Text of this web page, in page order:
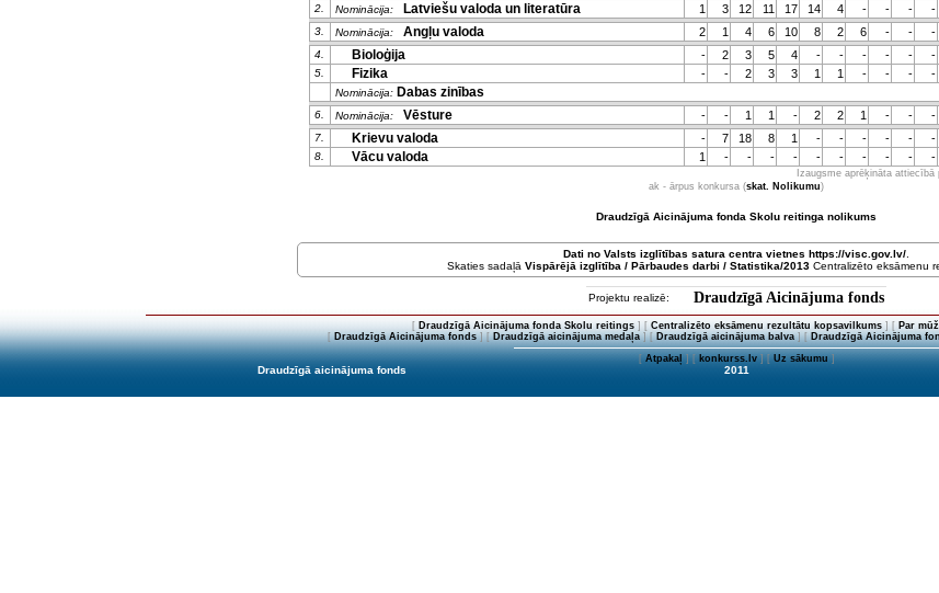
2. Nominācija: Latviešu valoda un literatūra 1 3 12 11 17 14 4 - - - -
3. Nominācija: Angļu valoda 2 1 4 6 10 8 2 6 - - -
4. Bioloģija - 2 3 5 4 - - - - - -
5. Fizika - - 2 3 3 1 1 - - - -
Nominācija: Dabas zinības
6. Nominācija: Vēsture - - 1 1 - 2 2 1 - - -
7. Krievu valoda - 7 18 8 1 - - - - - -
8. Vācu valoda 1 - - - - - - - - - -
Izaugsme aprēķināta
ak - ārpus konkursa (skat. Nolikumu)
Draudzīgā Aicinājuma fonda Skolu reitinga nolikums
Dati no Valsts izglītības satura centra vietnes https://visc.gov.lv/
Skaties sadaļā Vispārējā izglītība / Pārbaudes darbi / Statistika/2013 Centralizēto eksāmenu
Projektu realizē: Draudzīgā Aicinājuma fonds
[ Draudzīgā Aicinājuma fonda Skolu reitings] [ Centralizēto eksāmenu rezultātu kopsavilkums] [ Par
[Draudzīgā Aicinājuma fonds] [Draudzīgā aicinājuma medaļa] [Draudzīgā aicinājuma balva] [Draudzīgā Aicinājuma
[Atpakaļ] [konkurss.lv] [Uz sākumu]
Draudzīgā aicinājuma fonds 2011